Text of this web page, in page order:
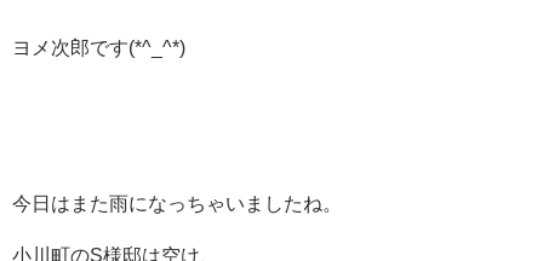
ヨメ次郎です(*^_^*)
今日はまた雨になっちゃいましたね。
小川町のS様邸は空け、